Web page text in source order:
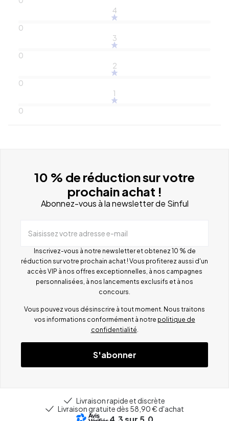
4
0
3
0
2
0
1
0
10 % de réduction sur votre
prochain achat !
Abonnez-vous à la newsletter de Sinful
Saisissez votre adresse e-mail
Inscrivez-vous à notre newsletter et obtenez 10 % de
réduction sur votre prochain achat ! Vous profiterez aussi d'un
accès VIP à nos offres exceptionnelles, à nos campagnes
personnalisées, à nos lancements exclusifs et à nos
concours.
Vous pouvez vous désinscrire à tout moment. Nous traitons
vos informations conformément à notre politique de
confidentialité
S'abonner
Livraison rapide et discrète
Livraison gratuite dès 58,90 € d'achat